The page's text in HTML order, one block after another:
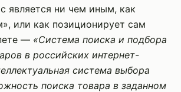
является ни чем иным, как
или как позиционирует сам
— «Система поиска и подбора
в российских интернет-
система выбора
поиска товара в заданном